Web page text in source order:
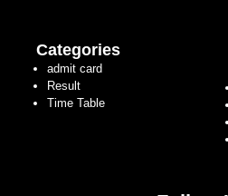
Categories
admit card
Result
Time Table